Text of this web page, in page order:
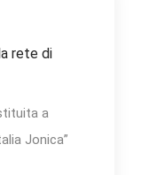
rete di
a
Jonica”